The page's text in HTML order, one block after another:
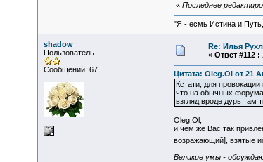
« Последнее
"Я - есмь Истина и
shadow
Пользователь
Сообщений: 67
Re: Илья
« Ответ #112 :
Цитата: Oleg.Ol от 21
Кстати, для
что на обычных
взгляд вроде дурь там
Oleg.Ol,
и чем же Вас так
возражающий], взятые
Великие умы -